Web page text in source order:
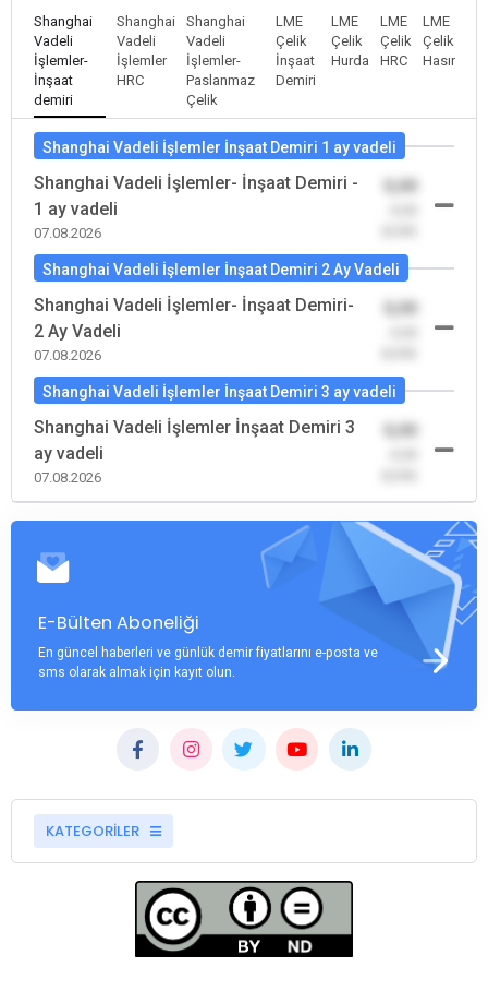
Shanghai
Vadeli
İşlemler-
İnşaat
demiri
Shanghai
Vadeli
İşlemler
HRC
Shanghai
Vadeli
İşlemler-
Paslanmaz
Çelik
LME
Çelik
İnşaat
Demiri
LME
Çelik
Hurda
LME
Çelik
HRC
LME
Çelik
Hasır
Shanghai Vadeli İşlemler İnşaat Demiri 1 ay vadeli
Shanghai Vadeli İşlemler- İnşaat Demiri -
1 ay vadeli
07.08.2026
0,00
Shanghai Vadeli İşlemler İnşaat Demiri 2 Ay Vadeli
Shanghai Vadeli İşlemler- İnşaat Demiri-
2 Ay Vadeli
07.08.2026
0,00
Shanghai Vadeli İşlemler İnşaat Demiri 3 ay vadeli
Shanghai Vadeli İşlemler İnşaat Demiri 3
ay vadeli
07.08.2026
0,00
E-Bülten Aboneliği
En güncel haberleri ve günlük demir fiyatlarını e-posta ve
sms olarak almak için kayıt olun.
KATEGORİLER